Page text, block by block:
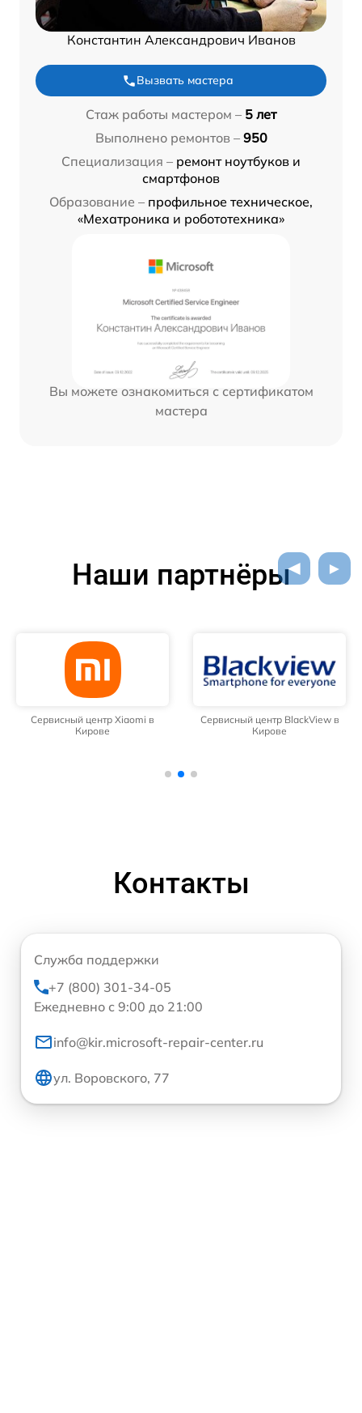
Константин Александрович Иванов
Вызвать мастера
Стаж работы мастером – 5 лет
Выполнено ремонтов – 950
Специализация – ремонт ноутбуков и
смартфонов
Образование – профильное техническое,
«Мехатроника и робототехника»
Вы можете ознакомиться с сертификатом
мастера
Наши партнёры
Сервисный центр Xiaomi в
Кирове
Сервисный центр BlackView в
Кирове
Контакты
Служба поддержки
+7 (800) 301-34-05
Ежедневно с 9:00 до 21:00
info@kir.microsoft-repair-center.ru
ул. Воровского, 77